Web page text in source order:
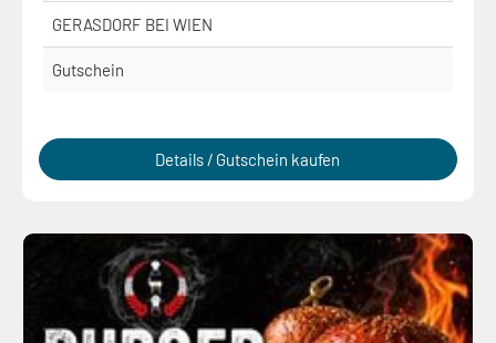
GERASDORF BEI WIEN
Gutschein
Details / Gutschein kaufen